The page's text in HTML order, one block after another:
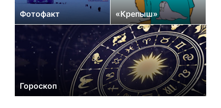
Фотофакт «Крепыш»
Гороскоп